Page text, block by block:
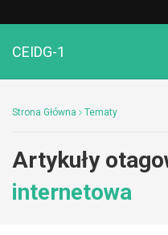
CEIDG-1
Strona Główna Tematy
Artykuły
internetowa